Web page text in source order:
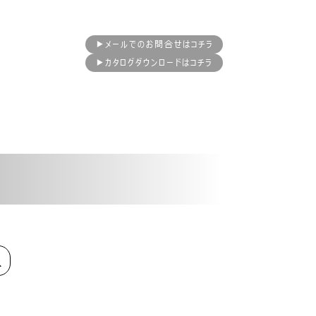
▶メールでのお問合せはコチラ
▶カタログダウンロードはコチラ